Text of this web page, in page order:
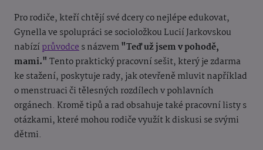
Pro rodiče, kteří chtějí své dcery co nejlépe edukovat,
Gynella ve spolupráci se socioložkou Lucií Jarkovskou
nabízíprůvodces názvem"Teď už jsem v pohodě,
mami." Tento praktický pracovní sešit, který je zdarma
ke stažení, poskytuje rady, jak otevřeně mluvit například
o menstruaci či tělesných rozdílech v pohlavních
orgánech. Kromě tipů a rad obsahuje také pracovní listy s
otázkami, které mohou rodiče využít k diskusi se svými
dětmi.